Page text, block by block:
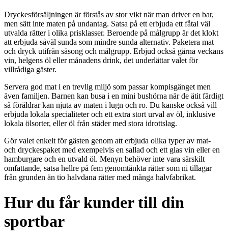
Dryckesförsäljningen är förstås av stor vikt när man driver en bar,
men sätt inte maten på undantag. Satsa på ett erbjuda ett fåtal väl
utvalda rätter i olika prisklasser. Beroende på målgrupp är det klokt
att erbjuda såväl sunda som mindre sunda alternativ. Paketera mat
och dryck utifrån säsong och målgrupp. Erbjud också gärna veckans
vin, helgens öl eller månadens drink, det underlättar valet för
villrådiga gäster.
Servera god mat i en trevlig miljö som passar kompisgänget men
även familjen. Barnen kan busa i en mini bushörna när de ätit färdigt
så föräldrar kan njuta av maten i lugn och ro. Du kanske också vill
erbjuda lokala specialiteter och ett extra stort urval av öl, inklusive
lokala ölsorter, eller öl från städer med stora idrottslag.
Gör valet enkelt för gästen genom att erbjuda olika typer av mat-
och dryckespaket med exempelvis en sallad och ett glas vin eller en
hamburgare och en utvald öl. Menyn behöver inte vara särskilt
omfattande, satsa hellre på fem genomtänkta rätter som ni tillagar
från grunden än tio halvdana rätter med många halvfabrikat.
Hur du får kunder till din
sportbar